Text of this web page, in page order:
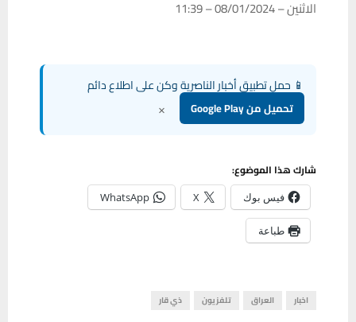
الاثنين – 08/01/2024 – 11:39
📱 حمل تطبيق أخبار الناصرية وكن على اطلاع دائم
تحميل من Google Play ×
شارك هذا الموضوع:
فيس بوك X
WhatsApp
طباعة
اخبار العراق تلفزيون ذي قار